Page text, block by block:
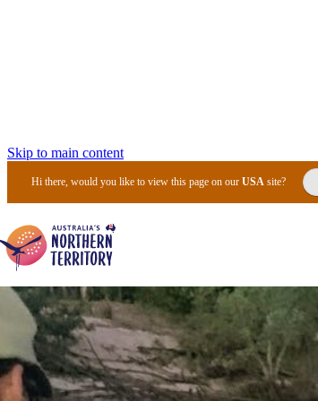
Skip to main content
Hi there, would you like to view this page on ourUSA site?